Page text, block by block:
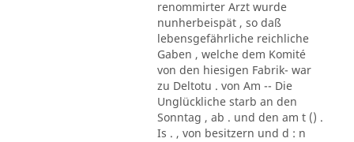
renommirter Arzt wurde
nunherbeispät , so daß
lebensgefährliche reichliche
Gaben , welche dem Komité
von den hiesigen Fabrik- war
zu Deltotu . von Am -- Die
Unglückliche starb an den
Sonntag , ab . und den am t () .
Is . , von besitzern und d : n